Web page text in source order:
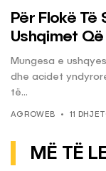
Për Flokë
Ushqimet Që
Mungesa e
dhe acidet
të...
AGROWEB 11
MË TË